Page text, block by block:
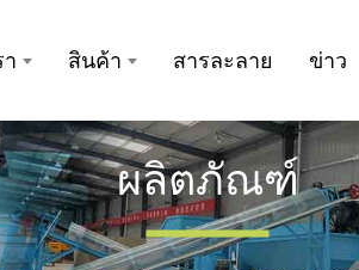
า สินค้า สารละลาย ข่าว
ผลิตภัณฑ์